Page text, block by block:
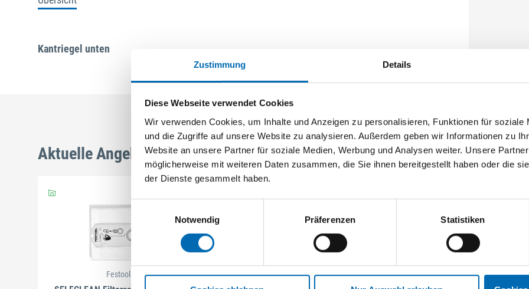
Zustimmung Details
Diese Webseite verwendet Cookies
Wir verwenden Cookies, um Inhalte und Anzeigen zu personalisieren, Funktionen für soziale
und die Zugriffe auf unsere Website zu analysieren. Außerdem geben wir Informationen zu
Website an unsere Partner für soziale Medien, Werbung und Analysen weiter. Unsere
möglicherweise mit weiteren Daten zusammen, die Sie ihnen bereitgestellt haben oder die
der Dienste gesammelt haben.
Einwilligungsauswahl
Notwendig
Präferenzen Statistiken
Kantriegel unten
Aktuelle Angebote
Festool STAHLHÄRTER DAMAZEN